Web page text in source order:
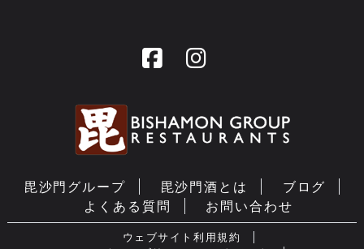
毘沙門グループ 毘沙門酒とは
ブログ
よくある質問
お問い合わせ
ウェブサイト利用規約